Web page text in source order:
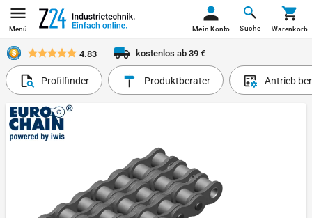
Menü Suche
Mein Konto Warenkorb
4.83 kostenlos ab 39 €
Profilfinder Produktberater Antrieb